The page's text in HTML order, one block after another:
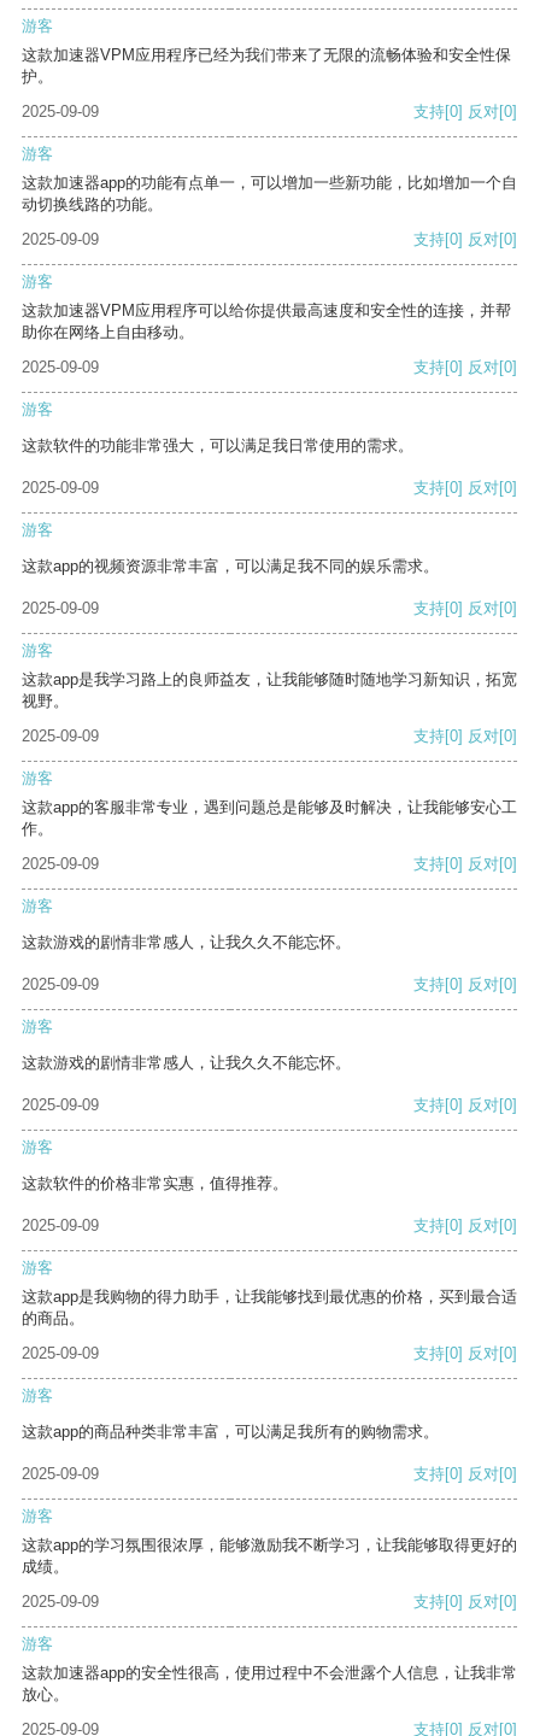
游客
这款加速器VPM应用程序已经为我们带来了无限的流畅体验和安全性保
护。
2025-09-09
支持[0] 反对[0]
游客
这款加速器app的功能有点单一，可以增加一些新功能，比如增加一个自
动切换线路的功能。
2025-09-09
支持[0] 反对[0]
游客
这款加速器VPM应用程序可以给你提供最高速度和安全性的连接，并帮
助你在网络上自由移动。
2025-09-09
支持[0] 反对[0]
游客
这款软件的功能非常强大，可以满足我日常使用的需求。
2025-09-09 支持[0] 反对[0]
游客
这款app的视频资源非常丰富，可以满足我不同的娱乐需求。
2025-09-09 支持[0] 反对[0]
游客
这款app是我学习路上的良师益友，让我能够随时随地学习新知识，拓宽
视野。
2025-09-09
支持[0] 反对[0]
游客
这款app的客服非常专业，遇到问题总是能够及时解决，让我能够安心工
作。
2025-09-09
支持[0] 反对[0]
游客
这款游戏的剧情非常感人，让我久久不能忘怀。
2025-09-09 支持[0] 反对[0]
游客
这款游戏的剧情非常感人，让我久久不能忘怀。
2025-09-09 支持[0] 反对[0]
游客
这款软件的价格非常实惠，值得推荐。
2025-09-09 支持[0] 反对[0]
游客
这款app是我购物的得力助手，让我能够找到最优惠的价格，买到最合适
的商品。
2025-09-09
支持[0] 反对[0]
游客
这款app的商品种类非常丰富，可以满足我所有的购物需求。
2025-09-09 支持[0] 反对[0]
游客
这款app的学习氛围很浓厚，能够激励我不断学习，让我能够取得更好的
成绩。
2025-09-09
支持[0] 反对[0]
游客
这款加速器app的安全性很高，使用过程中不会泄露个人信息，让我非常
放心。
2025-09-09
支持[0] 反对[0]